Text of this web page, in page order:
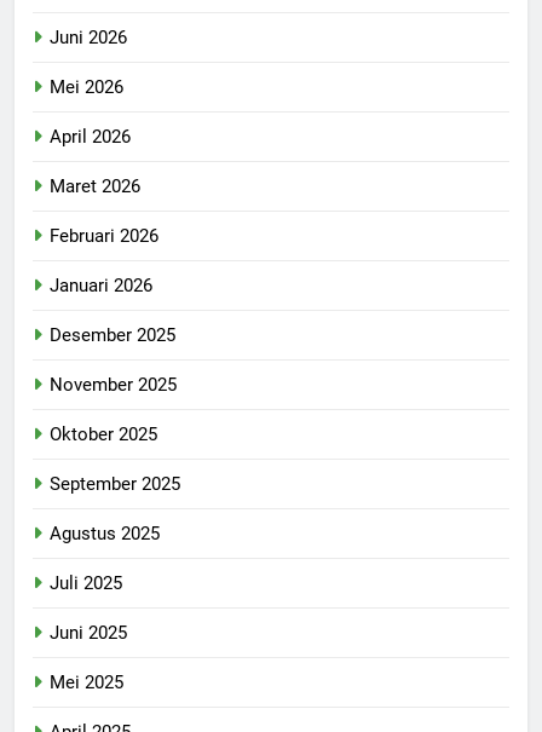
Juni 2026
Mei 2026
April 2026
Maret 2026
Februari 2026
Januari 2026
Desember 2025
November 2025
Oktober 2025
September 2025
Agustus 2025
Juli 2025
Juni 2025
Mei 2025